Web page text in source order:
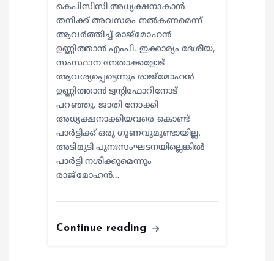
കെപിസിസി അധ്യക്ഷനാകാൻ
തനിക്ക് അവസരം നൽകണമെന്ന്
ആവർത്തിച്ച് രാജ്മോഹൻ
ഉണ്ണിത്താൻ എംപി. ഇക്കാര്യം ദേശീയ,
സംസ്ഥാന നേതാക്കളോട്
ആവശ്യപ്പെട്ടെന്നും രാജ്മോഹൻ
ഉണ്ണിത്താൻ ട്വന്റിഫോറിനോട്
പറഞ്ഞു. ജാതി നോക്കി
അധ്യക്ഷനാക്കിയവരെ കൊണ്ട്
പാർട്ടിക്ക് ഒരു ഗുണവുമുണ്ടായില്ല.
അടിമുടി പുനഃസംഘടനയില്ലെങ്കിൽ
പാർട്ടി നശിക്കുമെന്നും
രാജ്മോഹൻ…
Continue reading